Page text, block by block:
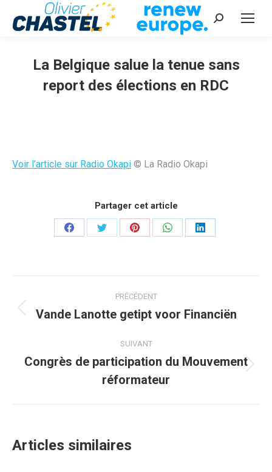
Recherche
La Belgique salue la tenue sans
report des élections en RDC
Voir l’article sur Radio Okapi © La Radio Okapi
Partager cet article
PartagerPartagerPartagerPartagerPartager
article
PRÉCÉDENT
Article
:
Vande Lanotte getipt voor Financiën
SUIVANT
suivant
Congrès de participation du Mouvement
réformateur
Articles similaires